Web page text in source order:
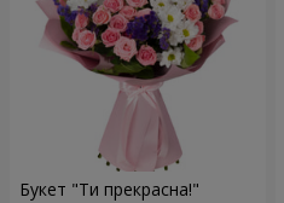
Букет "Ти прекрасна!"